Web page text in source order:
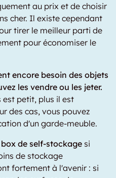
au prix et de choisir
cher. Il existe cependant
tirer le meilleur parti de
pour économiser le
encore besoin des objets
les vendre ou les jeter.
est petit, plus il est
des cas, vous pouvez
d'un garde-meuble.
de self-stockage si
de stockage
fortement à l'avenir : si